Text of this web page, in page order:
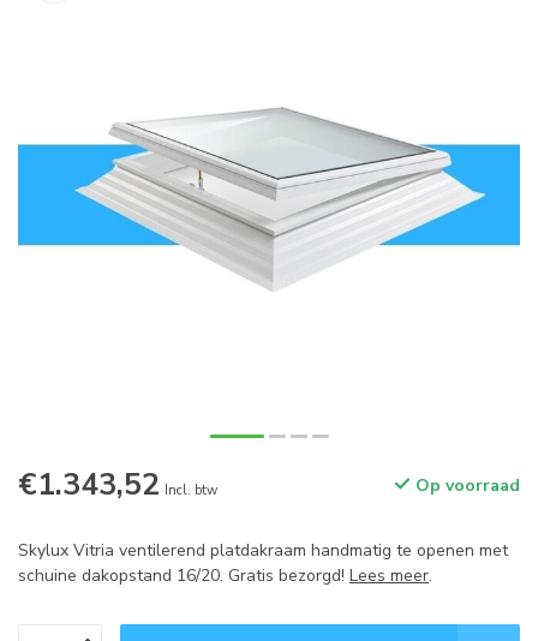
€1.343,52 Incl. btw Op voorraad
Skylux Vitria ventilerend platdakraam handmatig te openen met
schuine dakopstand 16/20. Gratis bezorgd! Lees meer.